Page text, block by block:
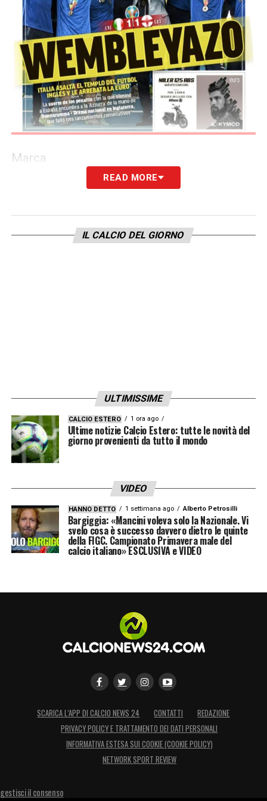
Marca
L’Equipe
READ MORE
IL CALCIO DEL GIORNO
ULTIMISSIME
CALCIO ESTERO 1 ora ago
Ultime notizie Calcio Estero: tutte le novità del
giorno provenienti da tutto il mondo
VIDEO
HANNO DETTO 1 settimana ago Alberto Petrosilli
Bargiggia: «Mancini voleva solo la Nazionale. Vi
svelo cosa è successo davvero dietro le quinte
della FIGC. Campionato Primavera male del
calcio italiano» ESCLUSIVA e VIDEO
SCARICA L’APP DI CALCIO NEWS 24 CONTATTI
REDAZIONE
PRIVACY POLICY E TRATTAMENTO DEI DATI PERSONALI
INFORMATIVA ESTESA SUI COOKIE (COOKIE POLICY)
NETWORK SPORT REVIEW
gestisci il consenso